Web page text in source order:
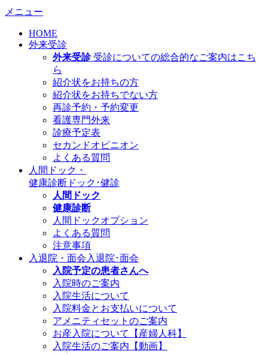
メニュー
HOME
外来受診
外来受診 受診についての総合的なご案内はこち
ら
紹介状をお持ちの方
紹介状をお持ちでない方
再診予約・予約変更
看護専門外来
診療予定表
セカンドオピニオン
よくある質問
人間ドック・
健康診断 ドック･健診
人間ドック
健康診断
人間ドックオプション
よくある質問
注意事項
入退院・面会 入退院･面会
入院予定の患者さんへ
入院時のご案内
入院生活について
入院料金とお支払いについて
アメニティセットのご案内
お産入院について【産婦人科】
入院生活のご案内【動画】